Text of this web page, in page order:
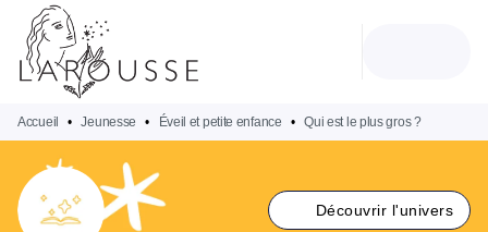
MENU
PIED DE PAGE
Accueil • Jeunesse • Éveil et petite enfance • Qui est le plus gros ?
Découvrir l'univers